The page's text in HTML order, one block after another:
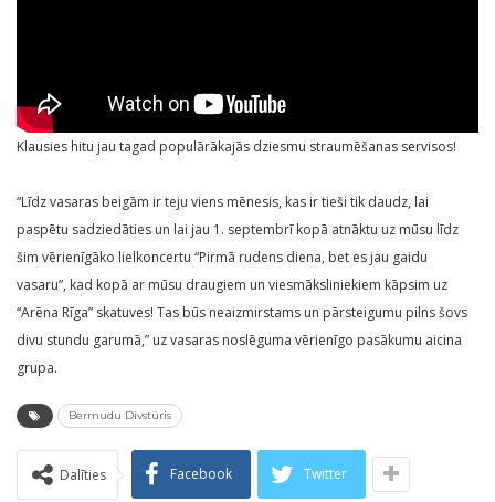
Klausies hitu jau tagad populārākajās dziesmu straumēšanas servisos!
“Līdz vasaras beigām ir teju viens mēnesis, kas ir tieši tik daudz, lai
paspētu sadziedāties un lai jau 1. septembrī kopā atnāktu uz mūsu līdz
šim vērienīgāko lielkoncertu “Pirmā rudens diena, bet es jau gaidu
vasaru”, kad kopā ar mūsu draugiem un viesmāksliniekiem kāpsim uz
“Arēna Rīga” skatuves! Tas būs neaizmirstams un pārsteigumu pilns šovs
divu stundu garumā,” uz vasaras noslēguma vērienīgo pasākumu aicina
grupa.
Bermudu Divstūris
Dalīties Facebook Twitter